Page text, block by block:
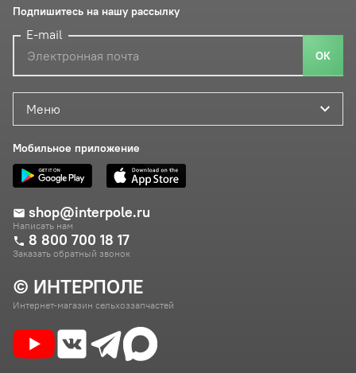
© ИНТЕРПОЛЕ
Интернет-магазин сельхоззапчастей
Меню
Мобильное приложение
shop@interpole.ru
Написать нам
8 800 700 18 17
Заказать обратный звонок
Подпишитесь на нашу рассылку
E-mail
ОК